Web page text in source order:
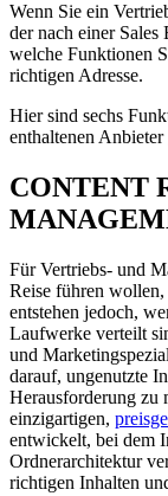
Wenn Sie ein
der nach einer
welche Funktionen
richtigen Adresse.
Hier sind sechs
enthaltenen
CONTENT
Für Vertriebs- und
Reise führen
entstehen jedoch,
Laufwerke verteilt
und
darauf, ungenutzte
Herausforderung zu
einzigartigen,
entwickelt, bei dem
Ordnerarchitektur
richtigen Inhalten